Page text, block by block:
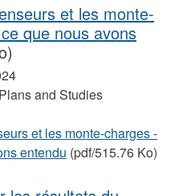
et les monte-
que nous avons
and Studies
et les monte-charges -
entendu (pdf/515.76 Ko)